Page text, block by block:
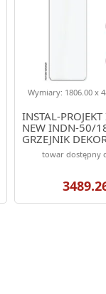
INSTAL-
NEW INDN-50/
GRZEJNIK
1806/486
(ELEGANTE)
Wymiary: 1806.00 x
towar dostępny